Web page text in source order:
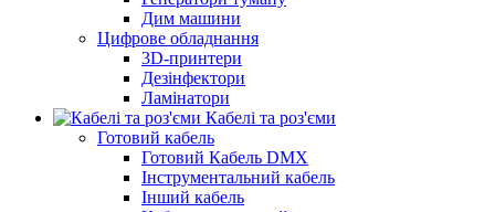
Дим машини
Цифрове обладнання
3D-принтери
Дезінфектори
Ламінатори
Кабелі та роз'єми
Готовий кабель
Готовий Кабель DMX
Інструментальний кабель
Інший кабель